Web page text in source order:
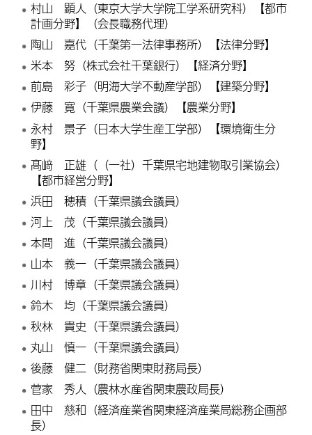
村山 顕人（東京大学大学院工学系研究科）【都市
計画分野】（会長職務代理）
陶山 嘉代（千葉第一法律事務所）【法律分野】
米本 努（株式会社千葉銀行）【経済分野】
前島 彩子（明海大学不動産学部）【建築分野】
伊藤 寛（千葉県農業会議）【農業分野】
永村 景子（日本大学生産工学部）【環境衛生分
野】
髙﨑 正雄（（一社）千葉県宅地建物取引業協会）
【都市経営分野】
浜田
穂積（千葉県議会議員）
河上
茂 （千葉県議会議員）
本間 進（千葉県議会議員）
山本 義一（千葉県議会議員）
川村 博章（千葉県議会議員）
鈴木 均（千葉県議会議員）
秋林 貴史（千葉県議会議員）
丸山 慎一（千葉県議会議員）
後藤 健二（財務省関東財務局長）
菅家 秀人（農林水産省関東農政局長）
田中 慈和（経済産業省関東経済産業局総務企画部
長）